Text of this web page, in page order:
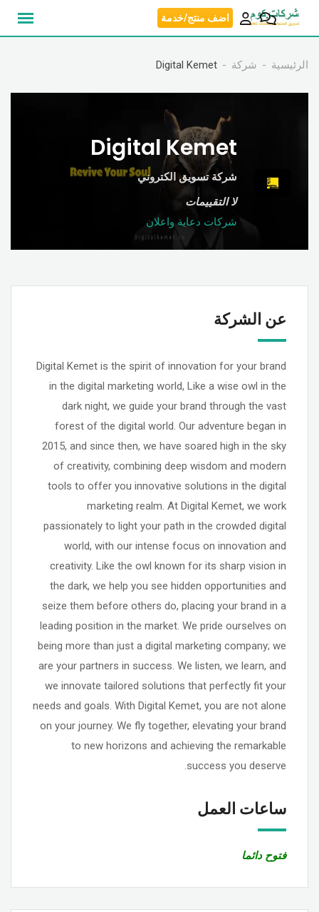
انتقل
اضف منتج/خدمة
الرئيسية شركة Digital Kemet
Digital Kemet
شركة تسويق الكتروني
لا التقييمات
شركات دعاية واعلان
عن الشركة
Digital Kemet is the spirit of innovation for your brand
in the digital marketing world, Like a wise owl in the
dark night, we guide your brand through the vast
forest of the digital world. Our adventure began in
2015, and since then, we have soared high in the sky
of creativity, combining deep wisdom and modern
tools to offer you innovative solutions in the digital
marketing realm. At Digital Kemet, we work
passionately to light your path in the crowded digital
world, with our intense focus on innovation and
creativity. Like the owl known for its sharp vision in
the dark, we help you see hidden opportunities and
seize them before others do, placing your brand in a
leading position in the market. We pride ourselves on
being more than just a digital marketing company; we
are your partners in success. We listen, we learn, and
we innovate tailored solutions that perfectly fit your
needs and goals. With Digital Kemet, you are not alone
on your journey. We fly together, elevating your brand
to new horizons and achieving the remarkable
success you deserve.
ساعات العمل
فتوح دائما